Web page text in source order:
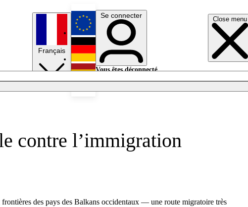
Close menu
Français
English
Deutsch
Se connecter
Vous êtes déconnecté.
contre l’immigration
des pays des Balkans occidentaux — une route migratoire très